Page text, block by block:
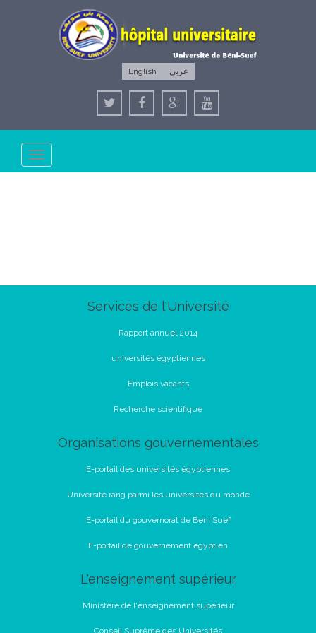
English عربى
Toggle
navigation
Services de l'Université
Rapport annuel 2014
universités égyptiennes
Emplois vacants
Recherche scientifique
Organisations gouvernementales
E-portail des universités égyptiennes
Université rang parmi les universités du monde
E-portail du gouvernorat de Beni Suef
E-portail de gouvernement égyptien
L'enseignement supérieur
Ministère de l'enseignement supérieur
Conseil Suprême des Universités